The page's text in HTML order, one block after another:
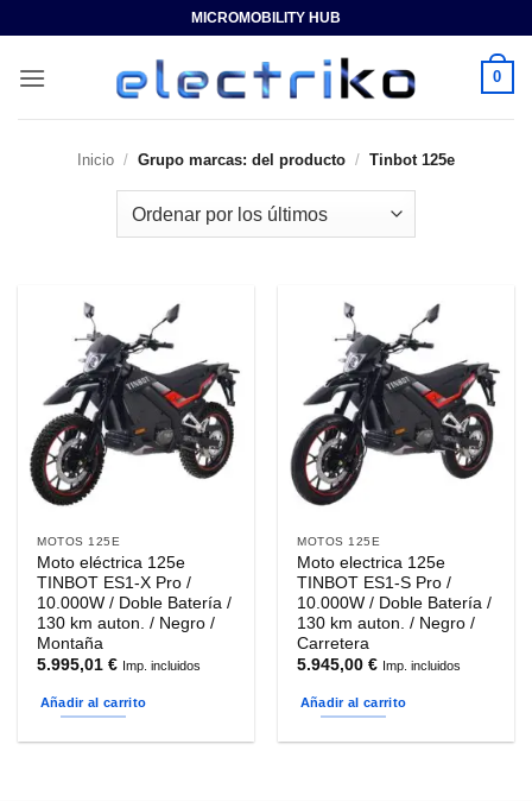
contenido
MICROMOBILITY HUB
0
Inicio / Grupo marcas: del producto / Tinbot 125e
MOTOS 125E
Moto eléctrica 125e
TINBOT ES1-X Pro /
10.000W / Doble Batería /
130 km auton. / Negro /
Montaña
5.995,01€ Imp. incluidos
Añadir al carrito
MOTOS 125E
Moto electrica 125e
TINBOT ES1-S Pro /
10.000W / Doble Batería /
130 km auton. / Negro /
Carretera
5.945,00€ Imp. incluidos
Añadir al carrito